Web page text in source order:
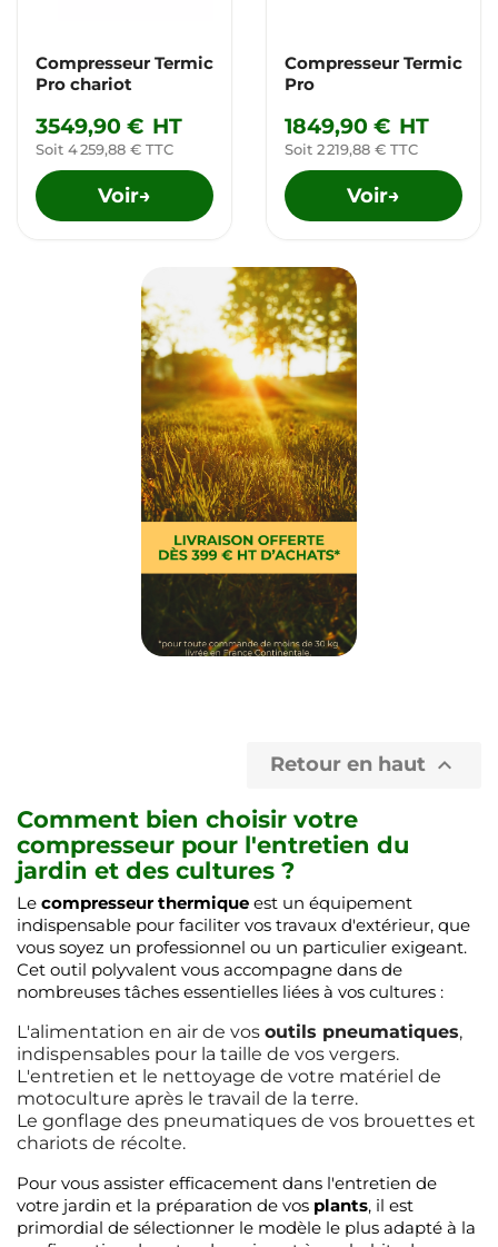
Compresseur Termic
Pro chariot
3549,90 € HT
Soit 4 259,88 € TTC
Voir→
Compresseur Termic
Pro
1849,90 € HT
Soit 2 219,88 € TTC
Voir→
Retour en haut 
Comment bien choisir votre
compresseur pour l'entretien du
jardin et des cultures ?
Le compresseur thermique est un équipement
indispensable pour faciliter vos travaux d'extérieur, que
vous soyez un professionnel ou un particulier exigeant.
Cet outil polyvalent vous accompagne dans de
nombreuses tâches essentielles liées à vos cultures :
L'alimentation en air de vos outils pneumatiques,
indispensables pour la taille de vos vergers.
L'entretien et le nettoyage de votre matériel de
motoculture après le travail de la terre.
Le gonflage des pneumatiques de vos brouettes et
chariots de récolte.
Pour vous assister efficacement dans l'entretien de
votre jardin et la préparation de vos plants, il est
primordial de sélectionner le modèle le plus adapté à la